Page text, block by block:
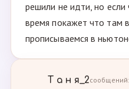
решили не идти, но если
время покажет что там
прописываемся в
Т а н я_2